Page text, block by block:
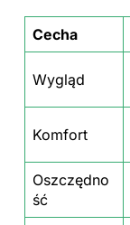
Cecha
Wygląd
Komfort
Oszczędno
ść